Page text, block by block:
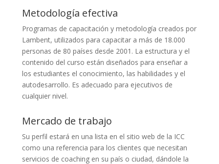
Metodología efectiva
Programas de capacitación y metodología creados por
Lambent, utilizados para capacitar a más de 18.000
personas de 80 países desde 2001. La estructura y el
contenido del curso están diseñados para enseñar a
los estudiantes el conocimiento, las habilidades y el
autodesarrollo. Es adecuado para ejecutivos de
cualquier nivel.
Mercado de trabajo
Su perfil estará en una lista en el sitio web de la ICC
como una referencia para los clientes que necesitan
servicios de coaching en su país o ciudad, dándole la